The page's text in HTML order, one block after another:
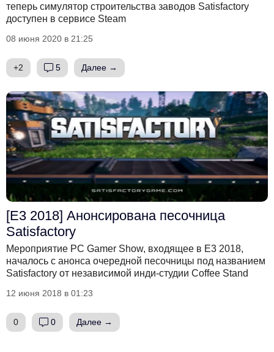
теперь симулятор строительства заводов Satisfactory
доступен в сервисе Steam
08 июня 2020 в 21:25
+2 5 Далее →
[E3 2018] Анонсирована песочница
Satisfactory
Мероприятие ​PC Gamer Show, входящее в E3 2018,
началось с анонса очередной песочницы под названием
Satisfactory​ от независимой инди-студии Coffee Stand
12 июня 2018 в 01:23
0 0 Далее →